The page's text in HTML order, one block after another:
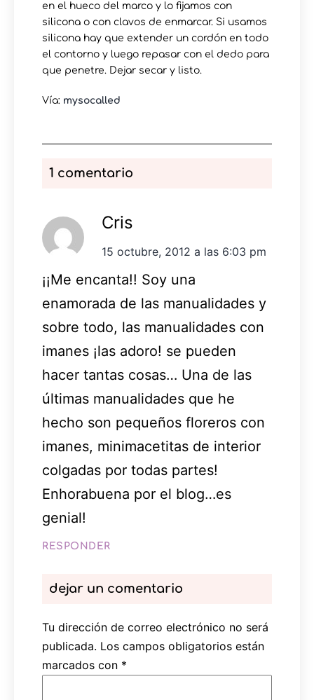
en el hueco del marco y lo fijamos con
silicona o con clavos de enmarcar. Si usamos
silicona hay que extender un cordón en todo
el contorno y luego repasar con el dedo para
que penetre. Dejar secar y listo.
Vía: mysocalled
1 comentario
Cris
15 octubre, 2012 a las 6:03 pm
¡¡Me encanta!! Soy una
enamorada de las manualidades y
sobre todo, las manualidades con
imanes ¡las adoro! se pueden
hacer tantas cosas… Una de las
últimas manualidades que he
hecho son pequeños floreros con
imanes, minimacetitas de interior
colgadas por todas partes!
Enhorabuena por el blog…es
genial!
RESPONDER
dejar un comentario
Tu dirección de correo electrónico no será
publicada. Los campos obligatorios están
marcados con *